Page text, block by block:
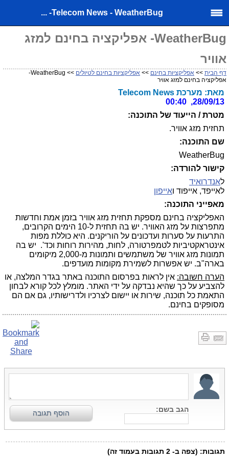
Telecom News - WeatherBug- ...
WeatherBug- אפליקציה בחינם למזג
אוויר
דף הבית >> אפליקציות בחינם >> אפליקציות בחינם לטיולים
>> WeatherBug-
אפליקציה בחינם למזג אוויר
מאת: מערכת Telecom News
28/09/13, 00:40
מטרת / הייעוד של התוכנה:
תחזית מזג אוויר.
שם התוכנה:
WeatherBug
קישור להורדה:
לאנדרואיד
לאייפד, אייפוד ואייפון
מאפייני התוכנה:
האפליקציה בחינם מספקת תחזית מזג אוויר בזמן אמת וחדשות
מתפרצות על מזג האוויר. יש בה תחזית ל-10 הימים הקרובים,
התרעות על סערות ועדכונים על הוריקנים. היא כוללת מפות
אינטראקטיביות לטמפרטורה, לחות, מהירות רוחות וכד'. יש בה
תמונות מזג אוויר של משתמשים ותמונות מ-2,000 מיקומים
בארה"ב. יש אפשרות לשמירת מקומות מועדפים.
הערה חשובה: אין לראות בפרסום התוכנה באתר בגדר המלצה, או
להצביע על כך שהיא נבדקה על ידי האתר. מומלץ לכל קורא לבחון
התאמת כל תוכנה, שירות או יישום לצרכיו ולדרישותיו, גם אם הם
מסופקים בחינם.